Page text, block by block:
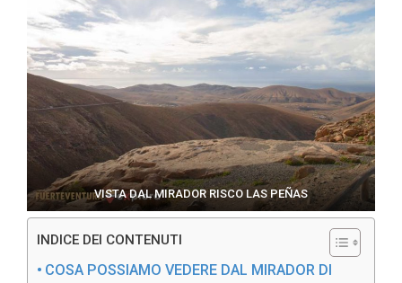
VISTA DAL MIRADOR RISCO LAS PEÑAS
INDICE DEI CONTENUTI
COSA POSSIAMO VEDERE DAL MIRADOR DI